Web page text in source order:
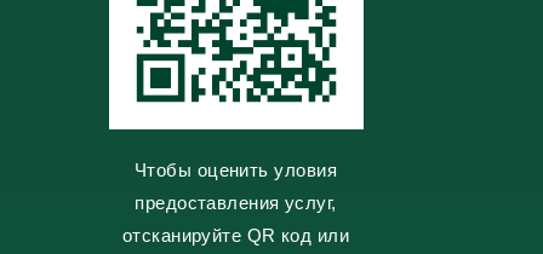
Чтобы оценить уловия
предоставления услуг,
отсканируйте QR код или